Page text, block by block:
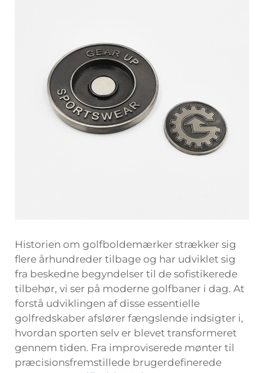
Historien om golfboldemærker strækker sig
flere århundreder tilbage og har udviklet sig
fra beskedne begyndelser til de sofistikerede
tilbehør, vi ser på moderne golfbaner i dag. At
forstå udviklingen af disse essentielle
golfredskaber afslører fængslende indsigter i,
hvordan sporten selv er blevet transformeret
gennem tiden. Fra improviserede mønter til
præcisionsfremstillede brugerdefinerede